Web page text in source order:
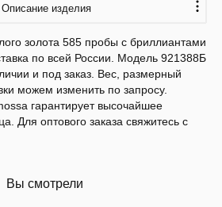
Описание изделия
золота 585 пробы с бриллиантами
по всей России. Модель 921388Б
и под заказ. Вес, размерный
можем изменить по запросу.
гарантирует высочайшее
Для оптового заказа свяжитесь с
Вы смотрели